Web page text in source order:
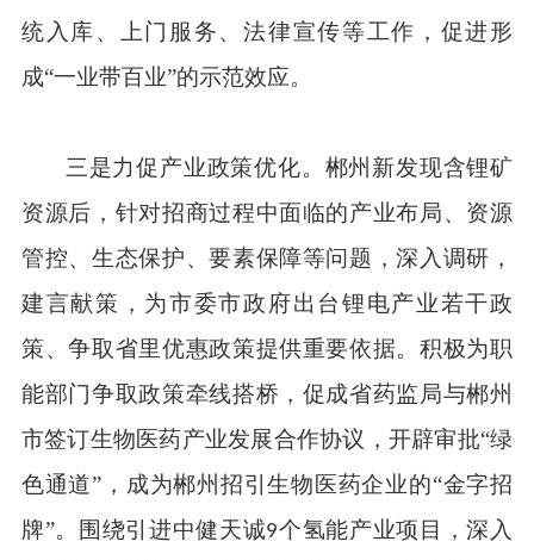
统入库、上门服务、法律宣传等工作，促进形
成“一业带百业”的示范效应。
三是力促产业政策优化。郴州新发现含锂矿
资源后，针对招商过程中面临的产业布局、资源
管控、生态保护、要素保障等问题，深入调研，
建言献策，为市委市政府出台锂电产业若干政
策、争取省里优惠政策提供重要依据。积极为职
能部门争取政策牵线搭桥，促成省药监局与郴州
市签订生物医药产业发展合作协议，开辟审批“绿
色通道”，成为郴州招引生物医药企业的“金字招
牌”。围绕引进中健天诚9个氢能产业项目，深入